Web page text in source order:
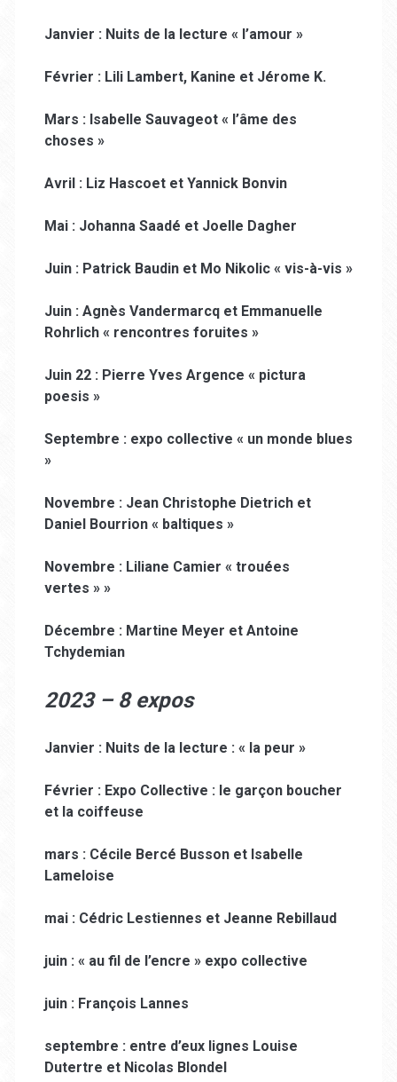
Janvier : Nuits de la lecture « l’amour »
Février : Lili Lambert, Kanine et Jérome K.
Mars : Isabelle Sauvageot « l’âme des
choses »
Avril : Liz Hascoet et Yannick Bonvin
Mai : Johanna Saadé et Joelle Dagher
Juin : Patrick Baudin et Mo Nikolic « vis-à-vis »
Juin : Agnès Vandermarcq et Emmanuelle
Rohrlich « rencontres foruites »
Juin 22 : Pierre Yves Argence « pictura
poesis »
Septembre : expo collective « un monde blues
»
Novembre : Jean Christophe Dietrich et
Daniel Bourrion « baltiques »
Novembre : Liliane Camier « trouées
vertes » »
Décembre : Martine Meyer et Antoine
Tchydemian
2023 – 8 expos
Janvier : Nuits de la lecture : « la peur »
Février : Expo Collective : le garçon boucher
et la coiffeuse
mars : Cécile Bercé Busson et Isabelle
Lameloise
mai : Cédric Lestiennes et Jeanne Rebillaud
juin : « au fil de l’encre » expo collective
juin : François Lannes
septembre : entre d’eux lignes Louise
Dutertre et Nicolas Blondel